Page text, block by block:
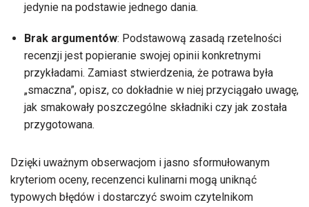
jedynie na podstawie jednego dania.
Brak argumentów: Podstawową zasadą rzetelności
recenzji jest popieranie swojej opinii konkretnymi
przykładami. Zamiast stwierdzenia, że potrawa była
„smaczna”, opisz, co dokładnie w niej przyciągało uwagę,
jak smakowały poszczególne składniki czy jak została
przygotowana.
Dzięki uważnym obserwacjom i jasno sformułowanym
kryteriom oceny, recenzenci kulinarni mogą uniknąć
typowych błędów i dostarczyć swoim czytelnikom